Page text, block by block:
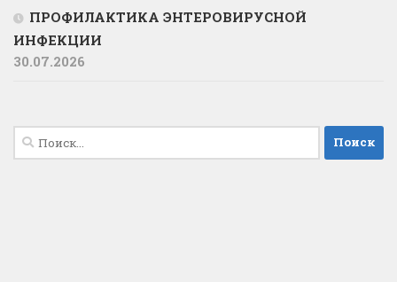
ПРОФИЛАКТИКА ЭНТЕРОВИРУСНОЙ
ИНФЕКЦИИ
30.07.2026
Найти: